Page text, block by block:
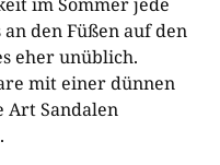
den Füßen auf den
eher unüblich.
mit einer dünnen
Art Sandalen